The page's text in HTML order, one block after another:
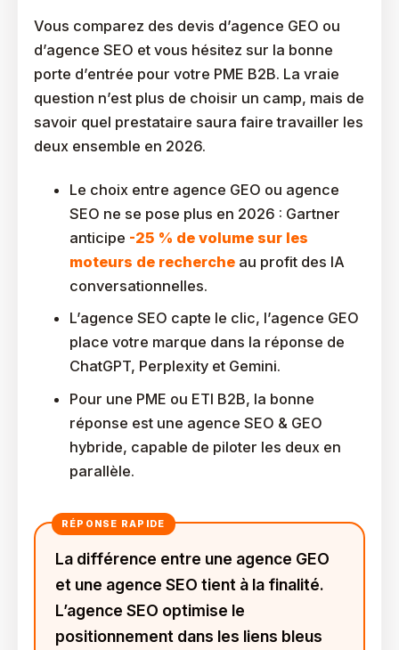
Vous comparez des devis d’agence GEO ou
d’agence SEO et vous hésitez sur la bonne
porte d’entrée pour votre PME B2B. La vraie
question n’est plus de choisir un camp, mais de
savoir quel prestataire saura faire travailler les
deux ensemble en 2026.
Le choix entre agence GEO ou agence
SEO ne se pose plus en 2026 : Gartner
anticipe -25 % de volume sur les
moteurs de rechercheau profit des IA
conversationnelles.
L’agence SEO capte le clic, l’agence GEO
place votre marque dans la réponse de
ChatGPT, Perplexity et Gemini.
Pour une PME ou ETI B2B, la bonne
réponse est une agence SEO & GEO
hybride, capable de piloter les deux en
parallèle.
La différence entre une agence GEO
et une agence SEO tient à la finalité.
L’agence SEO optimise le
positionnement dans les liens bleus